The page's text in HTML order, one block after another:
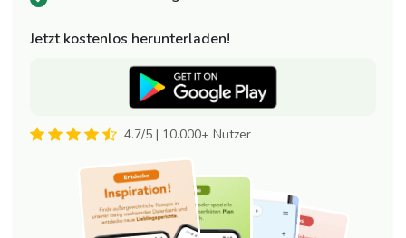
Jetzt kostenlos herunterladen!
4.7/5 | 10.000+ Nutzer